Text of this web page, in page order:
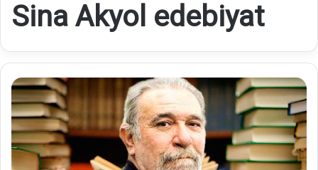
Sina Akyol edebiyat